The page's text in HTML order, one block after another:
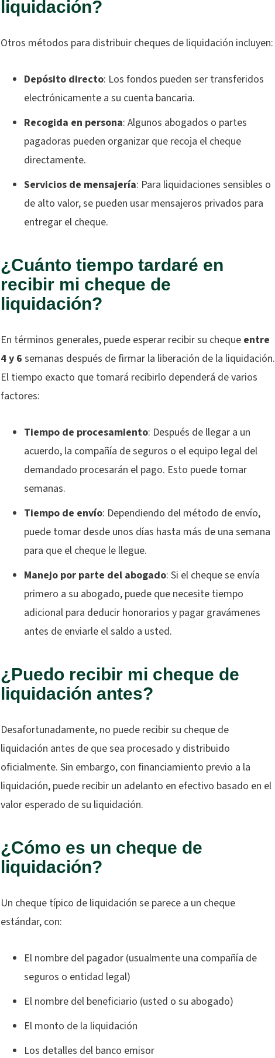
liquidación?
Otros métodos para distribuir cheques de liquidación incluyen:
Depósito directo: Los fondos pueden ser transferidos
electrónicamente a su cuenta bancaria.
Recogida en persona: Algunos abogados o partes
pagadoras pueden organizar que recoja el cheque
directamente.
Servicios de mensajería: Para liquidaciones sensibles o
de alto valor, se pueden usar mensajeros privados para
entregar el cheque.
¿Cuánto tiempo tardaré en
recibir mi cheque de
liquidación?
En términos generales, puede esperar recibir su cheque entre
4 y 6 semanas después de firmar la liberación de la liquidación.
El tiempo exacto que tomará recibirlo dependerá de varios
factores:
Tiempo de procesamiento: Después de llegar a un
acuerdo, la compañía de seguros o el equipo legal del
demandado procesarán el pago. Esto puede tomar
semanas.
Tiempo de envío: Dependiendo del método de envío,
puede tomar desde unos días hasta más de una semana
para que el cheque le llegue.
Manejo por parte del abogado: Si el cheque se envía
primero a su abogado, puede que necesite tiempo
adicional para deducir honorarios y pagar gravámenes
antes de enviarle el saldo a usted.
¿Puedo recibir mi cheque de
liquidación antes?
Desafortunadamente, no puede recibir su cheque de
liquidación antes de que sea procesado y distribuido
oficialmente. Sin embargo, con financiamiento previo a la
liquidación, puede recibir un adelanto en efectivo basado en el
valor esperado de su liquidación.
¿Cómo es un cheque de
liquidación?
Un cheque típico de liquidación se parece a un cheque
estándar, con:
El nombre del pagador (usualmente una compañía de
seguros o entidad legal)
El nombre del beneficiario (usted o su abogado)
El monto de la liquidación
Los detalles del banco emisor